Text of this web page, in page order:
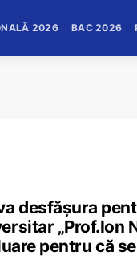
2026 BAC 2026
desfășura
„Prof.Ion
pentru că